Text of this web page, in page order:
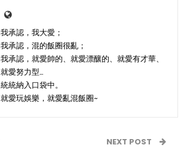
我承認，我大愛；
我承認，混的飯圈很亂；
我承認，就愛帥的、就愛漂釀的、就愛有才華、
就愛努力型…
統統納入口袋中。
就愛玩娛樂，就愛亂混飯圈~
NEXT POST